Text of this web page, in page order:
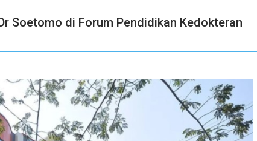
Soetomo di Forum Pendidikan Kedokteran